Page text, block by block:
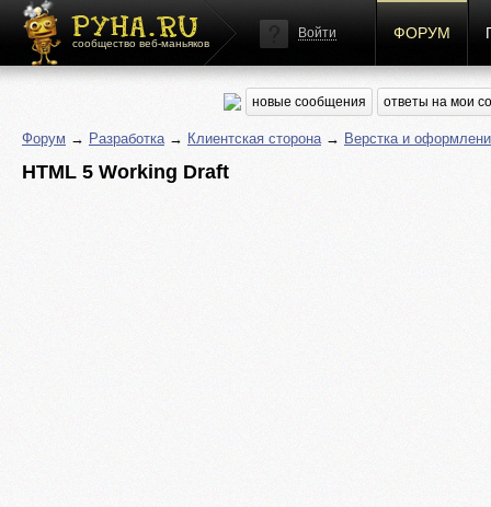
сообщество веб-маньяков
Войти ФОРУМ
новые сообщения ответы на мои
Форум → Разработка→ Клиентская сторона→ Верстка и
HTML 5 Working Draft